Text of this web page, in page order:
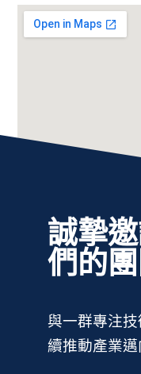
誠摯
們的
與一群專注
續推動產業邁